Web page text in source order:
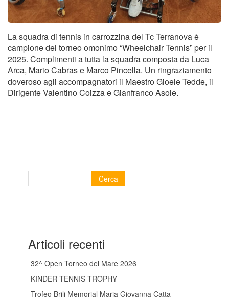
La squadra di tennis in carrozzina del Tc Terranova è
campione del torneo omonimo “Wheelchair Tennis” per il
2025. Complimenti a tutta la squadra composta da Luca
Arca, Mario Cabras e Marco Pincella. Un ringraziamento
doveroso agli accompagnatori il Maestro Gioele Tedde, il
Dirigente Valentino Coizza e Gianfranco Asole.
Articoli recenti
32^ Open Torneo del Mare 2026
KINDER TENNIS TROPHY
Trofeo Brili Memorial Maria Giovanna Catta